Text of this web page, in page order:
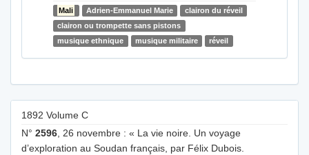
Mali Adrien-Emmanuel Marie
clairon du réveil
clairon ou trompette sans pistons
musique ethnique
musique militaire réveil
1892 Volume C
N° 2596 , 26 novembre : « La vie noire. Un voyage
d’exploration au Soudan français, par Félix Dubois.